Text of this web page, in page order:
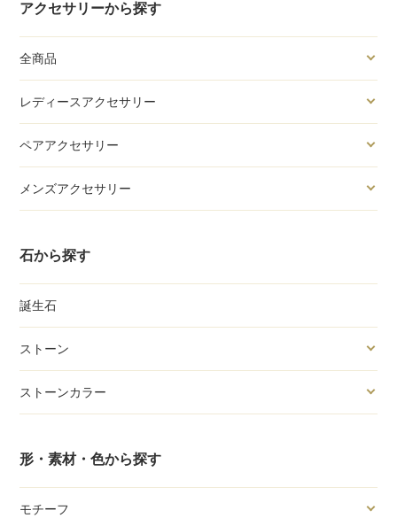
アクセサリーから探す
全商品
レディースアクセサリー
ペアアクセサリー
メンズアクセサリー
石から探す
誕生石
ストーン
ストーンカラー
形・素材・色から探す
モチーフ